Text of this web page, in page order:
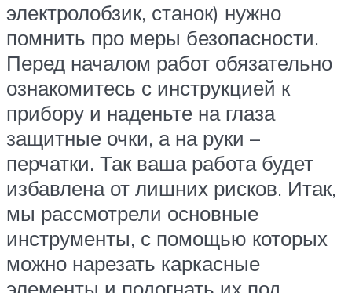
электролобзик, станок) нужно
помнить про меры безопасности.
Перед началом работ обязательно
ознакомитесь с инструкцией к
прибору и наденьте на глаза
защитные очки, а на руки –
перчатки. Так ваша работа будет
избавлена от лишних рисков. Итак,
мы рассмотрели основные
инструменты, с помощью которых
можно нарезать каркасные